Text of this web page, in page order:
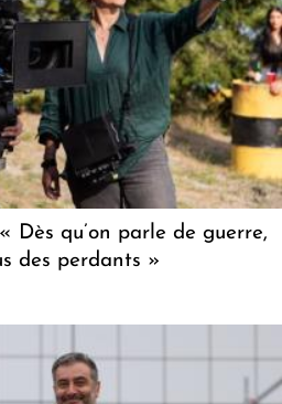
Dès qu’on parle de guerre,
des perdants »